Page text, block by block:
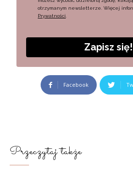
otrzymanym newsletterze. Więcej
Prywatności
Zapisz się!
Facebook
Przeczytaj także